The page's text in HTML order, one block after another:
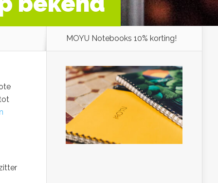
MOYU Notebooks 10% korting!